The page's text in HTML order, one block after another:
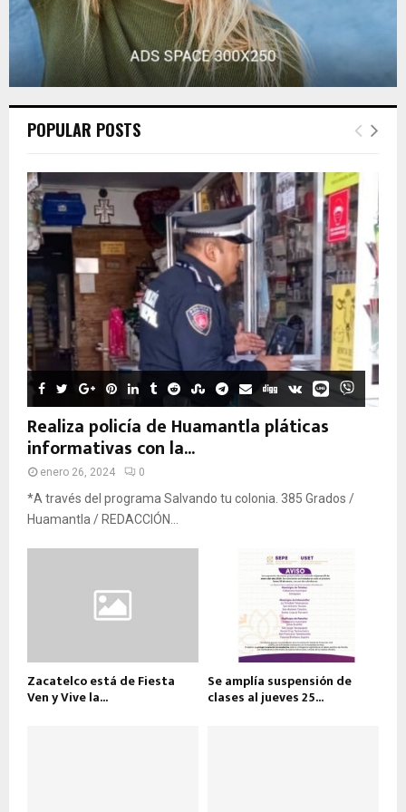
POPULAR POSTS
Realiza policía de Huamantla pláticas
informativas con la...
enero 26, 2024 0
*A través del programa Salvando tu colonia. 385 Grados /
Huamantla / REDACCIÓN...
Zacatelco está de Fiesta
Ven y Vive la...
Se amplía suspensión de
clases al jueves 25...